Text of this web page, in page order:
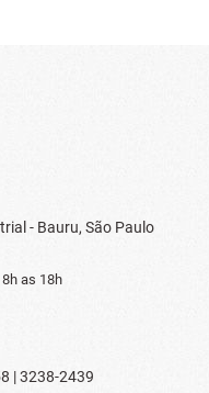
- Bauru, São Paulo
as 18h
| 3238-2439